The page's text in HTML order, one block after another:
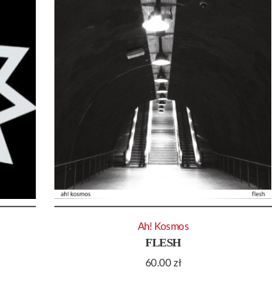
FLESH
60.00zł
Ah! Kosmos